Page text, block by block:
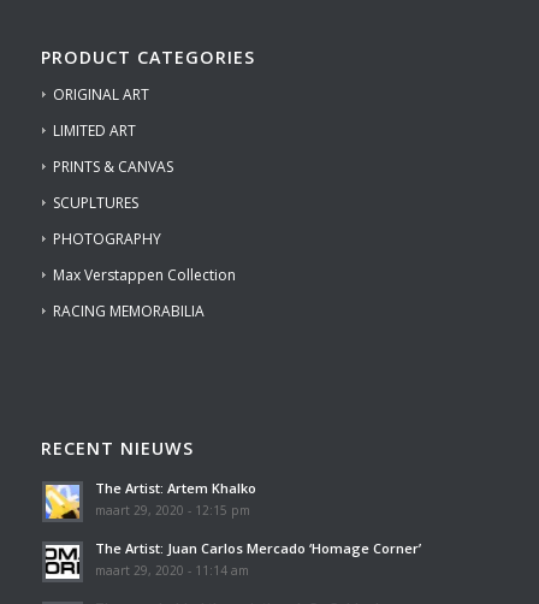
PRODUCT CATEGORIES
ORIGINAL ART
LIMITED ART
PRINTS & CANVAS
SCUPLTURES
PHOTOGRAPHY
Max Verstappen Collection
RACING MEMORABILIA
RECENT NIEUWS
The Artist: Artem Khalko
maart 29, 2020 - 12:15 pm
The Artist: Juan Carlos Mercado ‘Homage Corner’
maart 29, 2020 - 11:14 am